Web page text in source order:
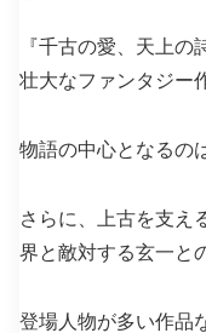
『千古の愛、天上
壮大なファンタジー
物語の中心となるの
さらに、上古を支え
界と敵対する玄一と
登場人物が多い作品